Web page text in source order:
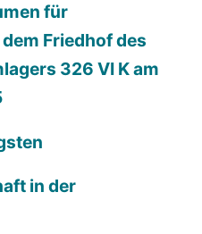
für
Friedhof des
326 VI K am
in der